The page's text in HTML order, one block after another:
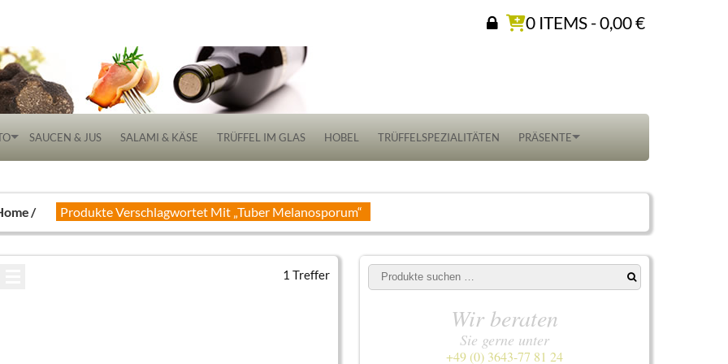
0 ITEMS -0,00€
SAUCEN & JUS SALAMI & KÄSE TRÜFFEL IM GLAS HOBEL TRÜFFELSPEZIALITÄTEN PRÄSENTE
Produkte Verschlagwortet Mit „tuber Melanosporum“
1 Treffer
Suchen
Wir beraten
Sie gerne unter
+49 (0) 3643-77 81 24